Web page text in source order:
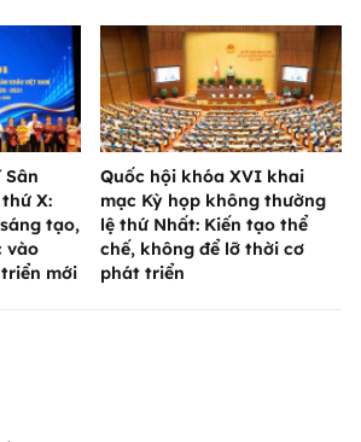
X:
tạo,
vào
mới
Quốc hội khóa XVI khai
mạc Kỳ họp không thường
lệ thứ Nhất: Kiến tạo thể
chế, không để lỡ thời cơ
phát triển